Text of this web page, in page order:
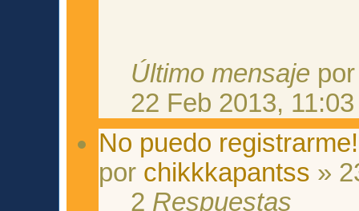
Último mensaje
22 Feb 2013, 11:03
No puedo
por chikkkapantss »
2 Respuestas